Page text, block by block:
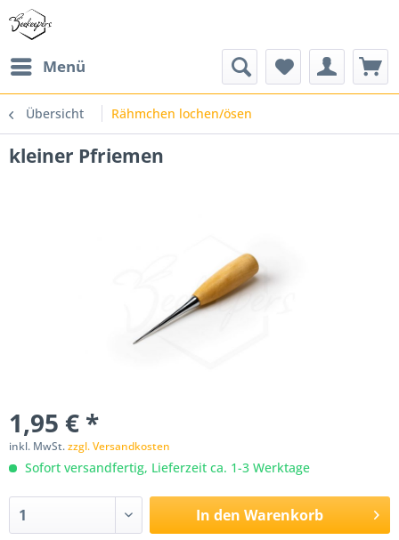
Menü
Übersicht Rähmchen lochen/ösen
kleiner Pfriemen
1,95 € *
inkl. MwSt.zzgl. Versandkosten
Sofort versandfertig, Lieferzeit ca. 1-3 Werktage
In den Warenkorb